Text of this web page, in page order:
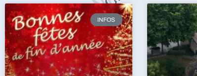
INFOS